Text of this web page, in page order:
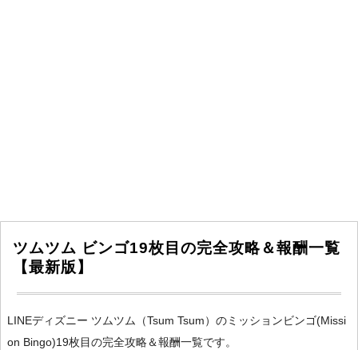
ツムツム ビンゴ19枚目の完全攻略＆報酬一覧
【最新版】
LINEディズニー ツムツム（Tsum Tsum）のミッションビンゴ(Missi
on Bingo)19枚目の完全攻略＆報酬一覧です。